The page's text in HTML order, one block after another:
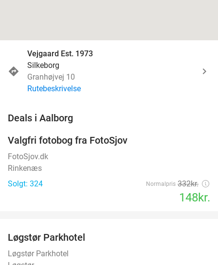
Vejgaard Est. 1973
Silkeborg
Granhøjvej 10
Rutebeskrivelse
Deals i Aalborg
Valgfri fotobog fra FotoSjov
FotoSjov.dk
Rinkenæs
Solgt: 324
Normalpris 332kr.
148kr.
Løgstør Parkhotel
Løgstør Parkhotel